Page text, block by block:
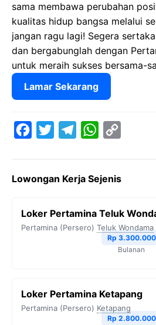
sama membawa perubahan
kualitas hidup bangsa melalui
jangan ragu lagi! Segera
dan bergabunglah dengan
untuk meraih sukses bersama-
Lamar Sekarang
e
o
t
e
e
r
W
t
A
p
y
i
n
k
Lowongan Kerja Sejenis
Loker Pertamina Teluk
Pertamina (Persero) Teluk Wondama
Rp 3.300.000
Bulanan
Loker Pertamina Ketapang
Pertamina (Persero) Ketapang
Rp 2.800.000